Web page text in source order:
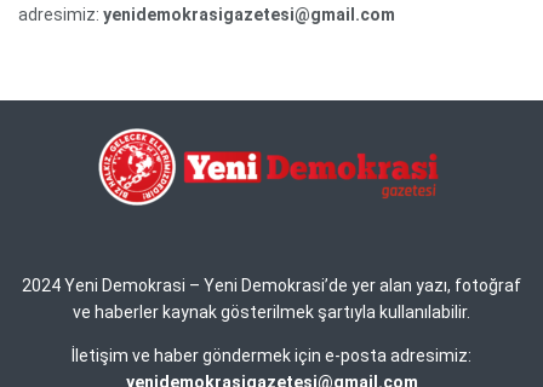
adresimiz: yenidemokrasigazetesi@gmail.com
2024 Yeni Demokrasi – Yeni Demokrasi’de yer alan yazı, fotoğraf
ve haberler kaynak gösterilmek şartıyla kullanılabilir.
İletişim ve haber göndermek için e-posta adresimiz:
yenidemokrasigazetesi@gmail.com